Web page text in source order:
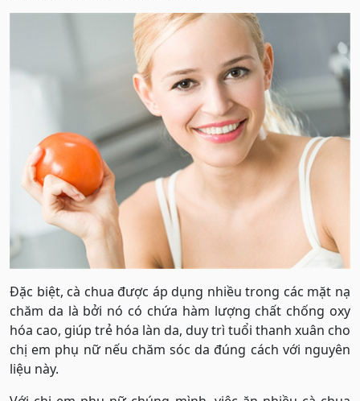
Đặc biệt, cà chua được áp dụng nhiều trong các mặt nạ
chăm da là bởi nó có chứa hàm lượng chất chống oxy
hóa cao, giúp trẻ hóa làn da, duy trì tuổi thanh xuân cho
chị em phụ nữ nếu chăm sóc da đúng cách với nguyên
liệu này.